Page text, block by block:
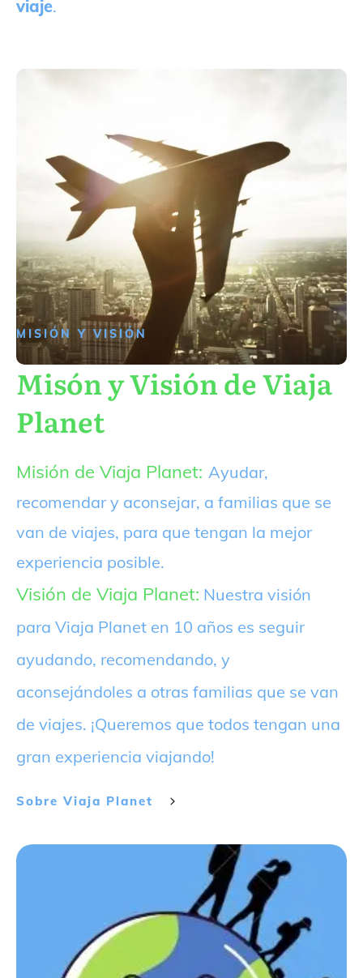
viaje.
MISIÓN Y VISIÓN
Misón y Visión de Viaja
Planet
Misión de Viaja Planet: Ayudar,
recomendar y aconsejar, a familias que se
van de viajes, para que tengan la mejor
experiencia posible.
Visión de Viaja Planet: Nuestra visión
para Viaja Planet en 10 años es seguir
ayudando, recomendando, y
aconsejándoles a otras familias que se van
de viajes. ¡Queremos que todos tengan una
gran experiencia viajando!
Sobre Viaja Planet